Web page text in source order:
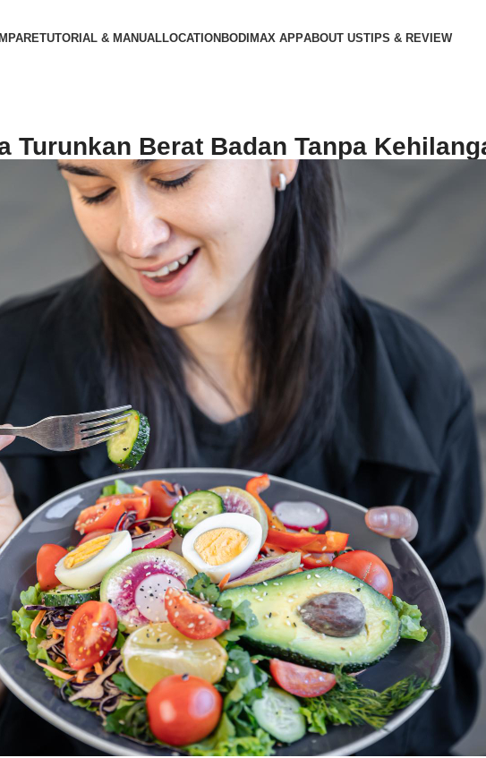
TUTORIAL & MANUALLOCATIONBODIMAX APPABOUT USTIPS & REVIEW
Turunkan Berat Badan Tanpa